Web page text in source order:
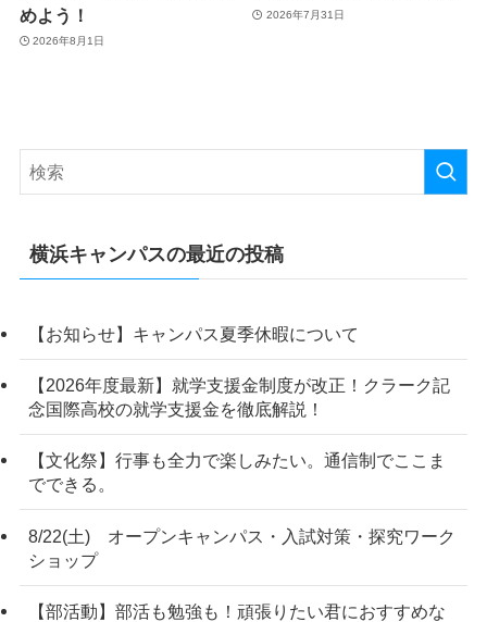
めよう！
2026年8月1日
2026年7月31日
横浜キャンパスの最近の投稿
【お知らせ】キャンパス夏季休暇について
【2026年度最新】就学支援金制度が改正！クラーク記
念国際高校の就学支援金を徹底解説！
【文化祭】行事も全力で楽しみたい。通信制でここま
でできる。
8/22(土) オープンキャンパス・入試対策・探究ワーク
ショップ
【部活動】部活も勉強も！頑張りたい君におすすめな